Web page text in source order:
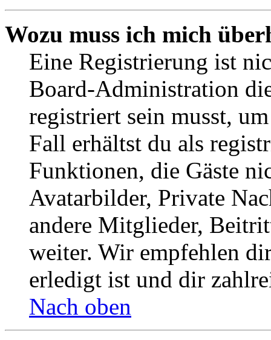
Wozu muss ich mich
Eine Registrierung ist
Board-Administration
registriert sein musst,
Fall erhältst du als
Funktionen, die Gäste
Avatarbilder, Private
andere Mitglieder,
weiter. Wir empfehlen
erledigt ist und dir
Nach oben